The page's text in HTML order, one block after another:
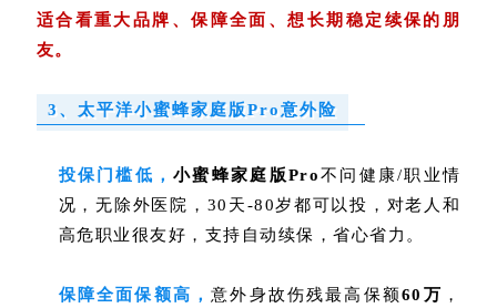
适合看重大品牌、保障全面、想长期稳定续保的朋
友。
3、太平洋小蜜蜂家庭版Pro意外险
投保门槛低，小蜜蜂家庭版Pro不问健康/职业情
况，无除外医院， 30天-80岁都可以投，对老人和
高危职业很友好， 支持自动续保，省心省力。
保障全面保额高，意外身故伤残最高保额60万 ，